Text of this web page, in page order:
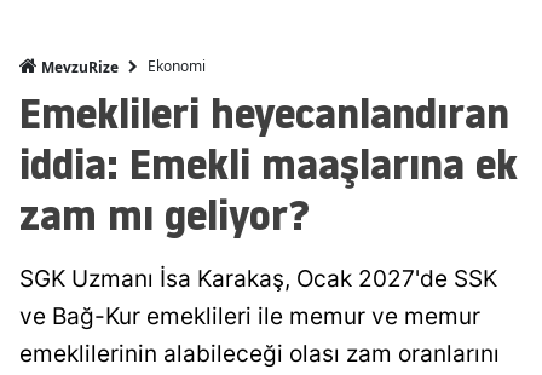
MevzuRize Ekonomi
Emeklileri heyecanlandıran
iddia: Emekli maaşlarına ek
zam mı geliyor?
SGK Uzmanı İsa Karakaş, Ocak 2027'de SSK
ve Bağ-Kur emeklileri ile memur ve memur
emeklilerinin alabileceği olası zam oranlarını